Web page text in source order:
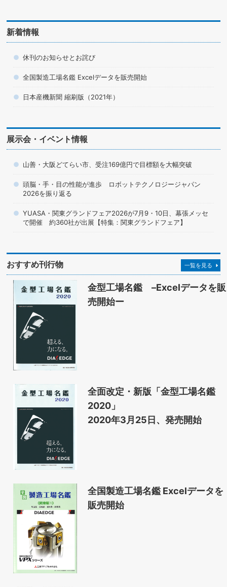
新着情報
休刊のお知らせとお詫び
全国製造工場名鑑 Excelデータを販売開始
日本産機新聞 縮刷版（2021年）
展示会・イベント情報
山善・大阪どてらい市、受注169億円で目標額を大幅突破
頭脳・手・目の性能が進歩 ロボットテクノロジージャパン
2026を振り返る
YUASA・関東グランドフェア2026が7月9・10日、幕張メッセ
で開催 約360社が出展【特集：関東グランドフェア】
おすすめ刊行物 一覧を見る
金型工場名鑑 –Excelデータを販
売開始ー
全面改定・新版「金型工場名鑑
2020」
2020年3月25日、発売開始
全国製造工場名鑑 Excelデータを
販売開始